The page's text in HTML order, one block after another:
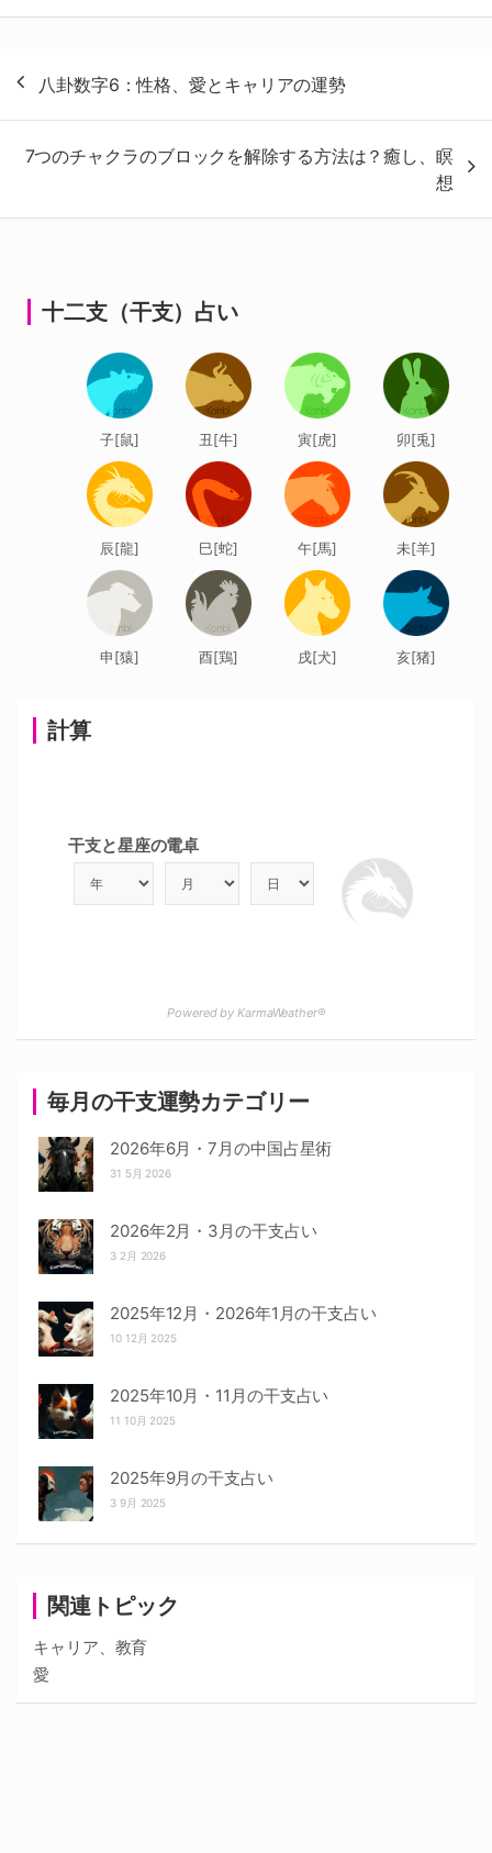
稿
ナ
ビ
ー
八卦数字6：性格、愛とキャリアの運勢
7つのチャクラのブロックを解除する方法は？癒し、瞑
想
関連トピック
キャリア、教育
愛
毎月の干支運勢カテゴリー
2026年6月・7月の中国占星術
31 5月 2026
2026年2月・3月の干支占い
3 2月 2026
2025年12月・2026年1月の干支占い
10 12月 2025
2025年10月・11月の干支占い
11 10月 2025
2025年9月の干支占い
3 9月 2025
計算
干支と星座の電卓
Powered by KarmaWeather®
十二支（干支）占い
子[鼠] 丑[牛] 寅[虎] 卯[兎]
辰[龍] 巳[蛇] 午[馬] 未[羊]
申[猿] 酉[鶏] 戌[犬] 亥[猪]